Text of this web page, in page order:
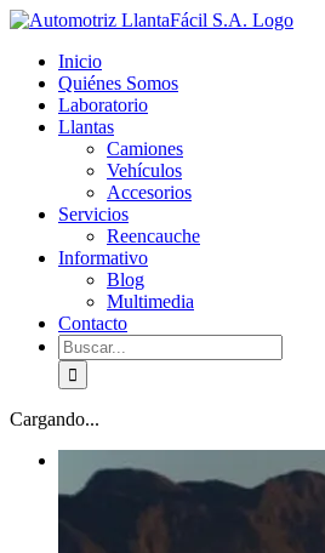
Skip
content
facebook
youtube
Inicio
Quiénes Somos
Laboratorio
Llantas
Camiones
Vehículos
Accesorios
Servicios
Reencauche
Informativo
Blog
Multimedia
Contacto
Buscar:
Cargando...